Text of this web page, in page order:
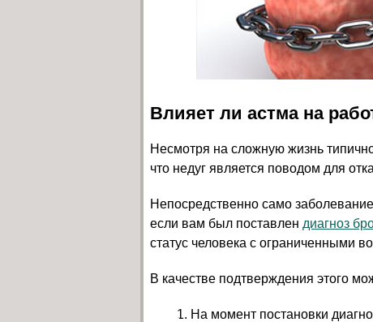
Влияет ли астма на
Несмотря на сложную жизнь
что недуг является поводом для
Непосредственно само
если вам был поставлен диагноз
статус человека с ограниченными
В качестве подтверждения этого
На момент постановки